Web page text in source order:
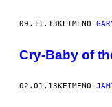
09.11.13ΚΕΊΜΕΝΟ
Cry-Baby of
02.01.13ΚΕΊΜΕΝΟ